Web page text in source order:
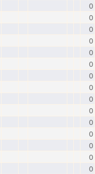
0
0
0
0
0
0
0
0
0
0
0
0
0
0
0